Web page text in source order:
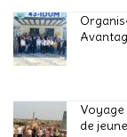
Voyage
de